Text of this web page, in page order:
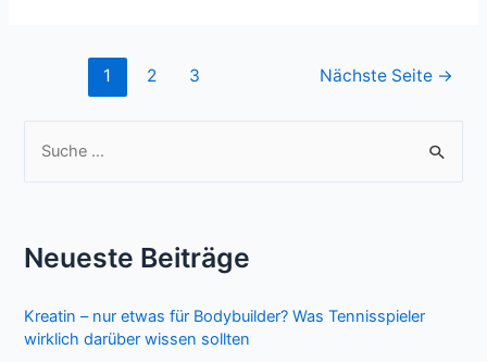
Seitennummerierung
Beiträge
1 2 3 Nächste Seite →
e
n
Neueste Beiträge
Kreatin – nur etwas für Bodybuilder? Was Tennisspieler
wirklich darüber wissen sollten